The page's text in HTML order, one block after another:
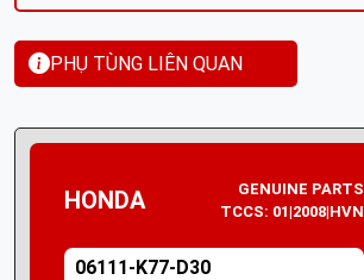
PHỤ TÙNG LIÊN QUAN
HONDA
GENUINE PARTS
TCCS: 01|2008|HVN
06111-K77-D30